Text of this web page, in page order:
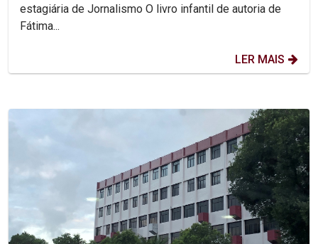
estagiária de Jornalismo O livro infantil de autoria de
Fátima...
LER MAIS